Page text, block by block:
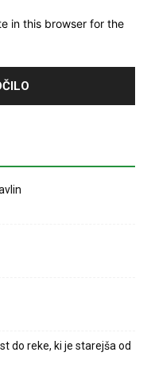
in this browser for the
do reke, ki je starejša od